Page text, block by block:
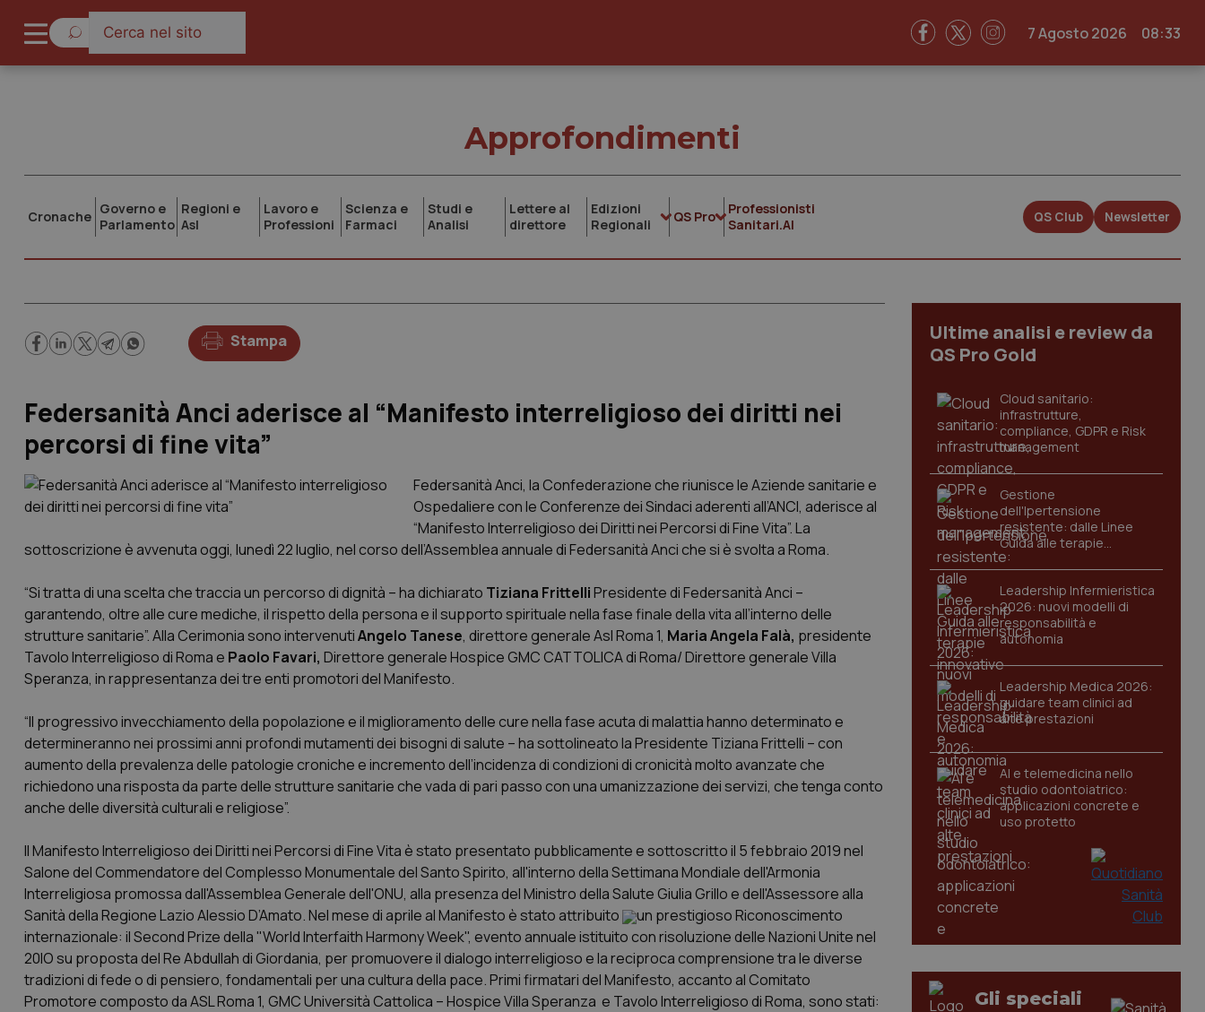
7 Agosto 2026 08:33
Approfondimenti
Cronache Governo e
Parlamento
Regioni e
Asl
Lavoro e
Professioni
Scienza e
Farmaci
Studi e
Analisi
Lettere al
direttore
Edizioni
Regionali
QS Pro
Professionisti
Sanitari.AI
QS Club Newsletter
Stampa
Federsanità Anci aderisce al “Manifesto interreligioso dei diritti nei
percorsi di fine vita”
Federsanità Anci, la Confederazione che riunisce le Aziende sanitarie e
Ospedaliere con le Conferenze dei Sindaci aderenti all’ANCI, aderisce al
“Manifesto Interreligioso dei Diritti nei Percorsi di Fine Vita”. La
sottoscrizione è avvenuta oggi, lunedì 22 luglio, nel corso dell’Assemblea annuale di Federsanità Anci che si è svolta a Roma.
“Si tratta di una scelta che traccia un percorso di dignità – ha dichiarato Tiziana FrittelliPresidente di Federsanità Anci –
garantendo, oltre alle cure mediche, il rispetto della persona e il supporto spirituale nella fase finale della vita all’interno delle
strutture sanitarie”. Alla Cerimonia sono intervenutiAngelo Tanese, direttore generale Asl Roma 1, Maria Angela Falà, presidente
Tavolo Interreligioso di Roma e Paolo Favari, Direttore generale Hospice GMC CATTOLICA di Roma/ Direttore generale Villa
Speranza, in rappresentanza dei tre enti promotori del Manifesto.
“Il progressivo invecchiamento della popolazione e il miglioramento delle cure nella fase acuta di malattia hanno determinato e
determineranno nei prossimi anni profondi mutamenti dei bisogni di salute – ha sottolineato la Presidente Tiziana Frittelli – con
aumento della prevalenza delle patologie croniche e incremento dell’incidenza di condizioni di cronicità molto avanzate che
richiedono una risposta da parte delle strutture sanitarie che vada di pari passo con una umanizzazione dei servizi, che tenga conto
anche delle diversità culturali e religiose”.
Il Manifesto Interreligioso dei Diritti nei Percorsi di Fine Vita è stato presentato pubblicamente e sottoscritto il 5 febbraio 2019 nel
Salone del Commendatore del Complesso Monumentale del Santo Spirito, all'interno della Settimana Mondiale dell'Armonia
Interreligiosa promossa dall'Assemblea Generale dell'ONU, alla presenza del Ministro della Salute Giulia Grillo e dell'Assessore alla
Sanità della Regione Lazio Alessio D’Amato. Nel mese di aprile al Manifesto è stato attribuito
un prestigioso Riconoscimento
internazionale: il Second Prize della "World Interfaith Harmony Week", evento annuale istituito con risoluzione delle Nazioni Unite nel
20IO su proposta del Re Abdullah di Giordania, per promuovere il dialogo interreligioso e la reciproca comprensione tra le diverse
tradizioni di fede o di pensiero, fondamentali per una cultura della pace. Primi firmatari del Manifesto, accanto al Comitato
Promotore composto da ASL Roma 1, GMC Università Cattolica – Hospice Villa Speranza e Tavolo Interreligioso di Roma, sono stati:
Ultime analisi e review da
QS Pro Gold
Cloud sanitario:
infrastrutture,
compliance, GDPR e Risk
management
Gestione
dell'Ipertensione
resistente: dalle Linee
Guida alle terapie
innovative
Leadership Infermieristica
2026: nuovi modelli di
responsabilità e
autonomia
Leadership Medica 2026:
guidare team clinici ad
alte prestazioni
AI e telemedicina nello
studio odontoiatrico:
applicazioni concrete e
uso protetto
Gli speciali